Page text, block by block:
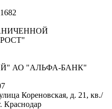
АО "АЛЬФА-БАНК"
Кореновская, д. 21, кв./
Краснодар